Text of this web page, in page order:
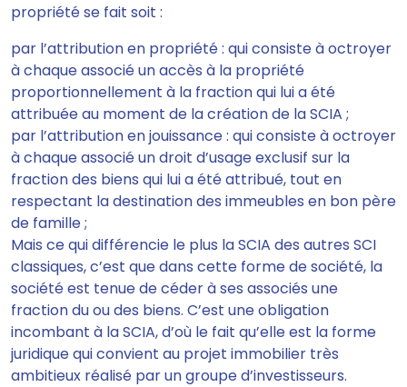
propriété se fait soit :
par l’attribution en propriété : qui consiste à octroyer
à chaque associé un accès à la propriété
proportionnellement à la fraction qui lui a été
attribuée au moment de la création de la SCIA ;
par l’attribution en jouissance : qui consiste à octroyer
à chaque associé un droit d’usage exclusif sur la
fraction des biens qui lui a été attribué, tout en
respectant la destination des immeubles en bon père
de famille ;
Mais ce qui différencie le plus la SCIA des autres SCI
classiques, c’est que dans cette forme de société, la
société est tenue de céder à ses associés une
fraction du ou des biens. C’est une obligation
incombant à la SCIA, d’où le fait qu’elle est la forme
juridique qui convient au projet immobilier très
ambitieux réalisé par un groupe d’investisseurs.